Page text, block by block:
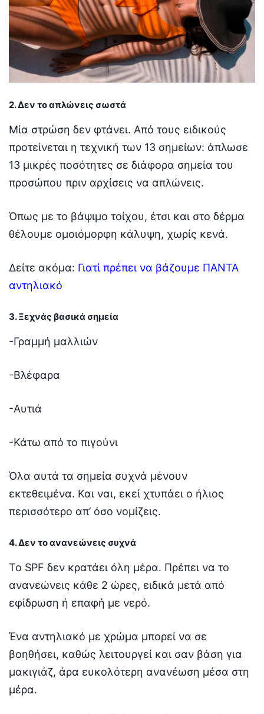
2. Δεν το απλώνεις σωστά
Μία στρώση δεν φτάνει. Από τους ειδικούς
προτείνεται η τεχνική των 13 σημείων: άπλωσε
13 μικρές ποσότητες σε διάφορα σημεία του
προσώπου πριν αρχίσεις να απλώνεις.
Όπως με το βάψιμο τοίχου, έτσι και στο δέρμα
θέλουμε ομοιόμορφη κάλυψη, χωρίς κενά.
Δείτε ακόμα: Γιατί πρέπει να βάζουμε ΠΑΝΤΑ
αντηλιακό
3. Ξεχνάς βασικά σημεία
-Γραμμή μαλλιών
-Βλέφαρα
-Αυτιά
-Κάτω από το πιγούνι
Όλα αυτά τα σημεία συχνά μένουν
εκτεθειμένα. Και ναι, εκεί χτυπάει ο ήλιος
περισσότερο απ’ όσο νομίζεις.
4. Δεν το ανανεώνεις συχνά
Το SPF δεν κρατάει όλη μέρα. Πρέπει να το
ανανεώνεις κάθε 2 ώρες, ειδικά μετά από
εφίδρωση ή επαφή με νερό.
Ένα αντηλιακό με χρώμα μπορεί να σε
βοηθήσει, καθώς λειτουργεί και σαν βάση για
μακιγιάζ, άρα ευκολότερη ανανέωση μέσα στη
μέρα.